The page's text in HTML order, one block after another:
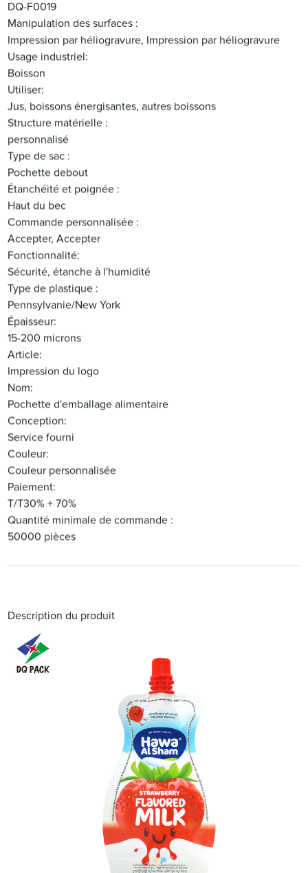
DQ-F0019
Manipulation des surfaces :
Impression par héliogravure, Impression par héliogravure
Usage industriel:
Boisson
Utiliser:
Jus, boissons énergisantes, autres boissons
Structure matérielle :
personnalisé
Type de sac :
Pochette debout
Étanchéité et poignée :
Haut du bec
Commande personnalisée :
Accepter, Accepter
Fonctionnalité:
Sécurité, étanche à l'humidité
Type de plastique :
Pennsylvanie/New York
Épaisseur:
15-200 microns
Article:
Impression du logo
Nom:
Pochette d'emballage alimentaire
Conception:
Service fourni
Couleur:
Couleur personnalisée
Paiement:
T/T30% + 70%
Quantité minimale de commande :
50000 pièces
Description du produit